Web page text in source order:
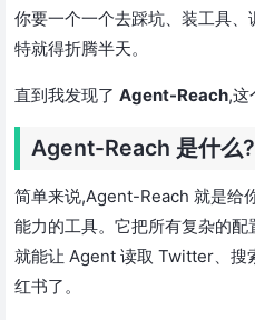
你要一个一个去踩坑、装工具
特就得折腾半天。
直到我发现了 Agent-Reach,这
Agent-Reach 是什么?
简单来说,Agent-Reach 就是给
能力的工具。它把所有复杂的
就能让 Agent 读取 Twitter、搜
红书了。